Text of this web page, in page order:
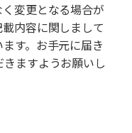
変更となる場合が
内容に関しまして
す。お手元に届き
ますようお願いし